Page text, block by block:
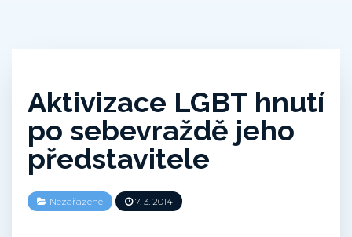
Aktivizace LGBT hnutí
po sebevraždě jeho
představitele
Nezařazené 7. 3. 2014